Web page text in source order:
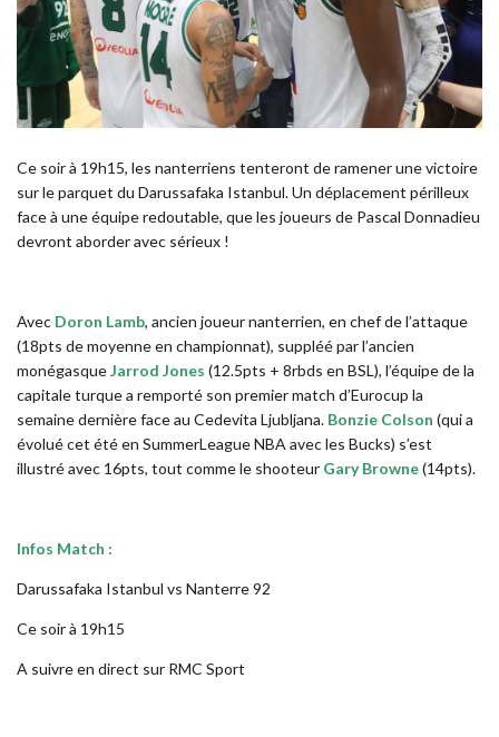
Ce soir à 19h15, les nanterriens tenteront de ramener une victoire
sur le parquet du Darussafaka Istanbul. Un déplacement périlleux
face à une équipe redoutable, que les joueurs de Pascal Donnadieu
devront aborder avec sérieux !
Avec Doron Lamb, ancien joueur nanterrien, en chef de l’attaque
(18pts de moyenne en championnat), suppléé par l’ancien
monégasqueJarrod Jones (12.5pts + 8rbds en BSL), l’équipe de la
capitale turque a remporté son premier match d’Eurocup la
semaine dernière face au Cedevita Ljubljana. Bonzie Colson (qui a
évolué cet été en SummerLeague NBA avec les Bucks) s’est
illustré avec 16pts, tout comme le shooteur Gary Browne(14pts).
Infos Match :
Darussafaka Istanbul vs Nanterre 92
Ce soir à 19h15
A suivre en direct sur RMC Sport